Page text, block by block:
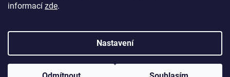
informací zde.
Nastavení
FOXYLIFE - přírodní doplňky výživy